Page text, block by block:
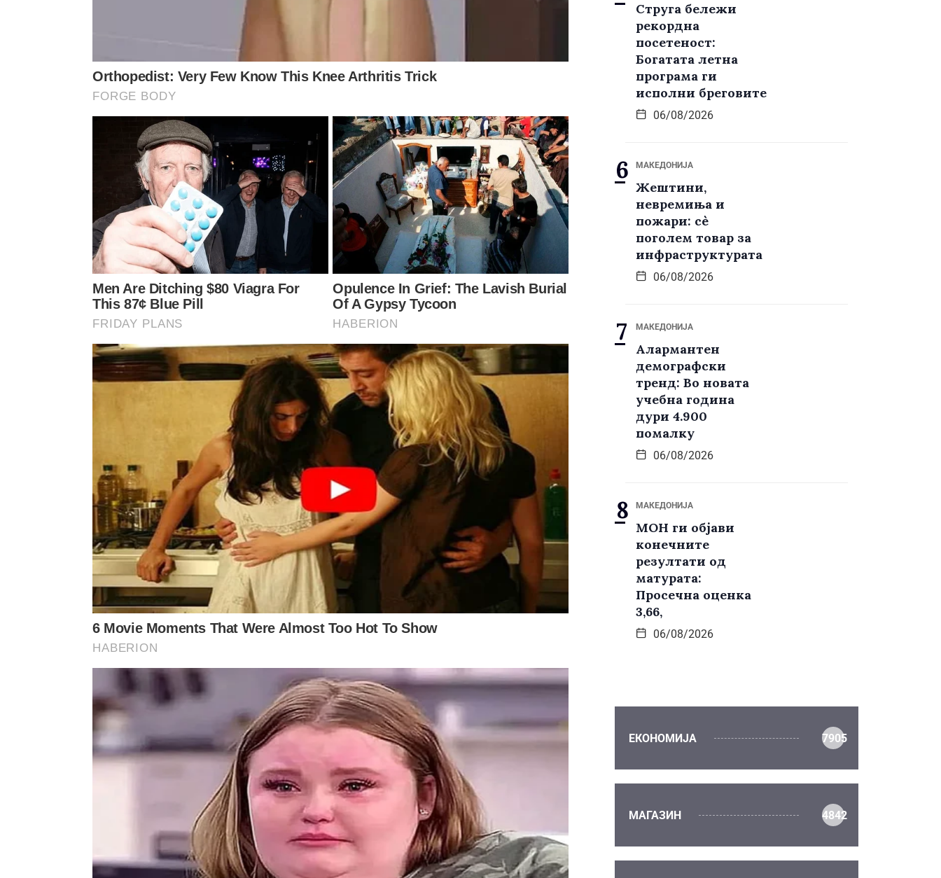
Струга бележи
рекордна
посетеност:
Богатата летна
програма ги
исполни бреговите
06/08/2026
МАКЕДОНИЈА
Жештини,
невремиња и
пожари: сè
поголем товар за
инфраструктурата
06/08/2026
МАКЕДОНИЈА
Алармантен
демографски
тренд: Во новата
учебна година
дури 4.900
помалку
06/08/2026
МАКЕДОНИЈА
МОН ги објави
конечните
резултати од
матурата:
Просечна оценка
3,66,
06/08/2026
ЕКОНОМИЈА 7905
МАГАЗИН 4842